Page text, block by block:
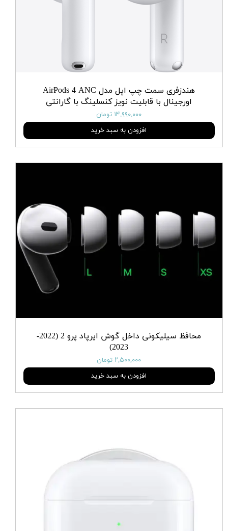
هندزفری سمت چپ اپل مدل AirPods 4 ANC
اورجینال با قابلیت نویز کنسلینگ با گارانتی
۱۴,۹۹۰,۰۰۰ تومان
افزودن به سبد خرید
محافظ سیلیکونی داخل گوش ایرپاد پرو 2 (2022-
2023)
۲,۵۰۰,۰۰۰ تومان
افزودن به سبد خرید